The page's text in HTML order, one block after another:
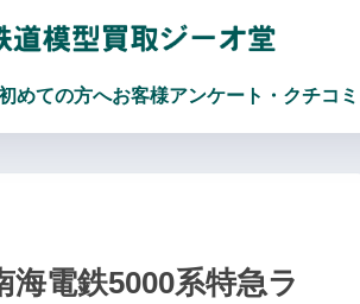
めての方へお客様アンケート・クチコミ
電鉄5000系特急ラ